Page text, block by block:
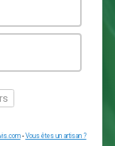
greenup)